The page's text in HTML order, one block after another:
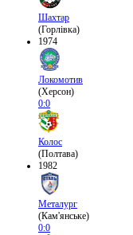
Шахтар
(Горлівка)
1974
Локомотив
(Херсон)
0:0
Колос
(Полтава)
1982
Металург
(Кам'янське)
0:0